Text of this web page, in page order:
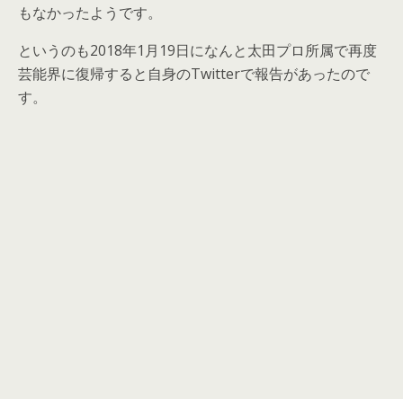
もなかったようです。
というのも2018年1月19日になんと太田プロ所属で再度
芸能界に復帰すると自身のTwitterで報告があったので
す。